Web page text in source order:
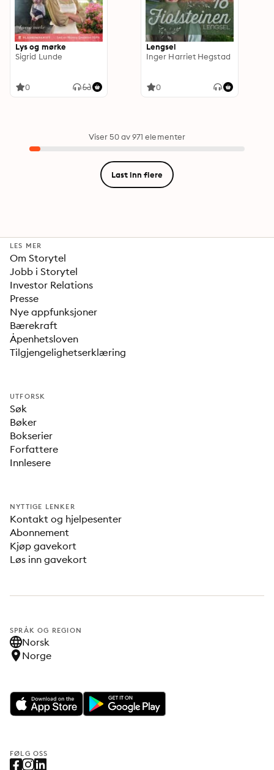
Lys og mørke
Sigrid Lunde
0
Lengsel
Inger Harriet Hegstad
0
Viser 50 av 971 elementer
Last inn flere
LES MER
Om Storytel
Jobb i Storytel
Investor Relations
Presse
Nye appfunksjoner
Bærekraft
Åpenhetsloven
Tilgjengelighetserklæring
UTFORSK
Søk
Bøker
Bokserier
Forfattere
Innlesere
NYTTIGE LENKER
Kontakt og hjelpesenter
Abonnement
Kjøp gavekort
Løs inn gavekort
SPRÅK OG REGION
Norsk
Norge
FØLG OSS